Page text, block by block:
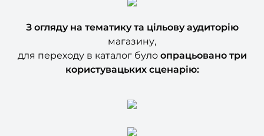
З огляду на тематику та
магазину,
для переходу в каталог було
опрацьовано три
користувацьких
сценарію: